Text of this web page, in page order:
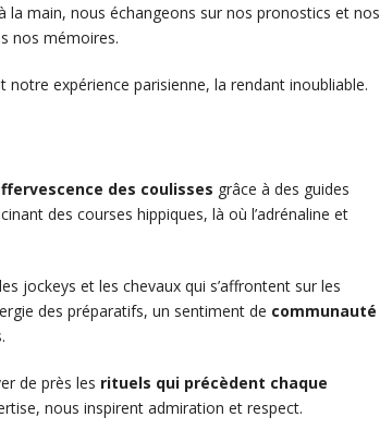
la main, nous échangeons sur nos pronostics et nos
nos mémoires.
expérience parisienne, la rendant inoubliable.
des coulisses grâce à des guides
des courses hippiques, là où l’adrénaline et
jockeys et les chevaux qui s’affrontent sur les
des préparatifs, un sentiment de communauté
de près les rituels qui précèdent chaque
nous inspirent admiration et respect.